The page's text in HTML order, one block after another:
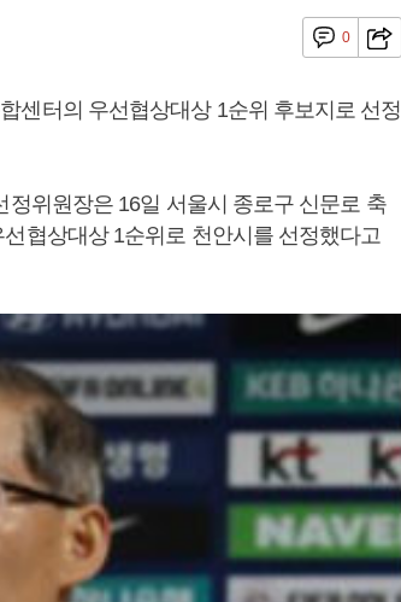
0
센터의 우선협상대상 1순위 후보지로 선정
위원장은 16일 서울시 종로구 신문로 축
협상대상 1순위로 천안시를 선정했다고